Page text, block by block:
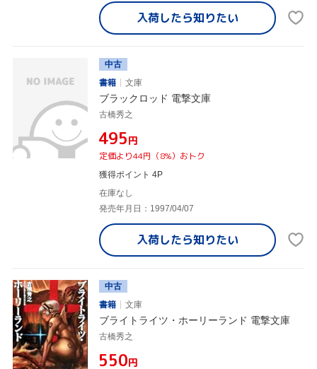
入荷したら知りたい
中古
書籍
文庫
ブラックロッド 電撃文庫
古橋秀之
¥495円
定価より44円（8%）おトク
獲得ポイント 4P
在庫なし
発売年月日：1997/04/07
入荷したら知りたい
中古
書籍
文庫
ブライトライツ・ホーリーランド 電撃文庫
古橋秀之
¥550円